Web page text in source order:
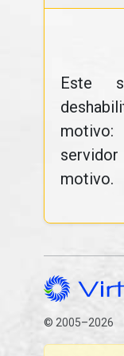
Este
motivo.
© 2005–2026